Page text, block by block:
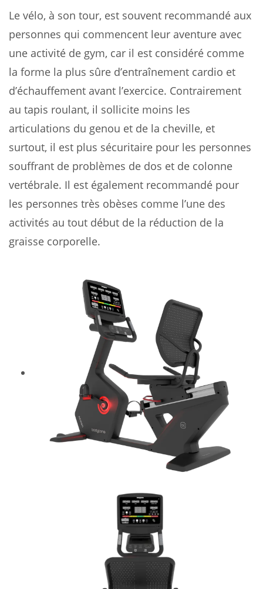
Le vélo, à son tour, est souvent recommandé aux
personnes qui commencent leur aventure avec
une activité de gym, car il est considéré comme
la forme la plus sûre d’entraînement cardio et
d’échauffement avant l’exercice. Contrairement
au tapis roulant, il sollicite moins les
articulations du genou et de la cheville, et
surtout, il est plus sécuritaire pour les personnes
souffrant de problèmes de dos et de colonne
vertébrale. Il est également recommandé pour
les personnes très obèses comme l’une des
activités au tout début de la réduction de la
graisse corporelle.